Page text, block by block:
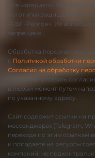
Все материалы сайта
логотипы) защищены
«СБЛ-Регион». Их
запрещено.
Обработка персональных
с Политикой обработки
Согласия на обработку
Вы вправе отозвать
в любой момент путём
по указанному адресу.
Сайт содержит ссылки на
мессенджерах (Telegram,
переходе по этим ссылкам
и попадаете на ресурсы
компаний, не